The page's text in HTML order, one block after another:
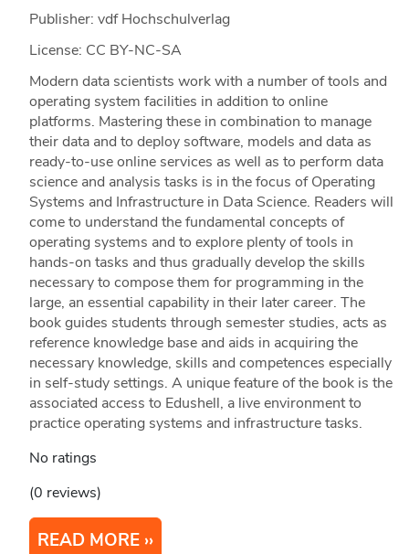
Publisher: vdf Hochschulverlag
License: CC BY-NC-SA
Modern data scientists work with a number of tools and
operating system facilities in addition to online
platforms. Mastering these in combination to manage
their data and to deploy software, models and data as
ready-to-use online services as well as to perform data
science and analysis tasks is in the focus of Operating
Systems and Infrastructure in Data Science. Readers will
come to understand the fundamental concepts of
operating systems and to explore plenty of tools in
hands-on tasks and thus gradually develop the skills
necessary to compose them for programming in the
large, an essential capability in their later career. The
book guides students through semester studies, acts as
reference knowledge base and aids in acquiring the
necessary knowledge, skills and competences especially
in self-study settings. A unique feature of the book is the
associated access to Edushell, a live environment to
practice operating systems and infrastructure tasks.
No ratings
(0 reviews)
READ MORE